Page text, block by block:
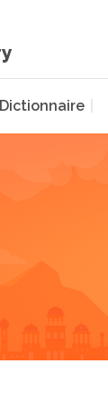
Dictionnaire